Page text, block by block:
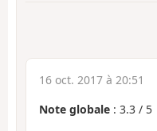
16 oct. 2017 à 20:51
Note globale : 3.3 / 5